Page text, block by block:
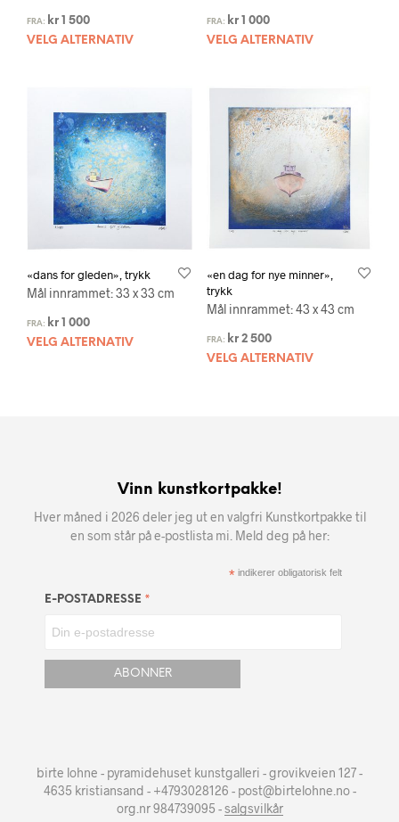
FRA: kr 1 500
VELG ALTERNATIV
FRA: kr1 000
VELG ALTERNATIV
«dans for gleden», trykk
Mål innrammet: 33 x 33 cm
FRA: kr 1 000
VELG ALTERNATIV
«en dag for nye minner»,
trykk
Mål innrammet: 43 x 43 cm
FRA: kr2 500
VELG ALTERNATIV
Vinn kunstkortpakke!
Hver måned i 2026 deler jeg ut en valgfri Kunstkortpakke til
en som står på e-postlista mi. Meld deg på her:
* indikerer obligatorisk felt
E-POSTADRESSE *
birte lohne - pyramidehuset kunstgalleri - grovikveien 127 -
4635 kristiansand - +4793028126 - post@birtelohne.no -
org.nr 984739095 -salgsvilkår